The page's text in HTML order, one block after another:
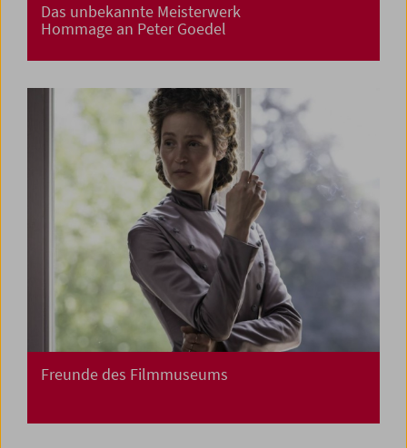
Das unbekannte Meisterwerk
Hommage an Peter Goedel
Freunde des Filmmuseums